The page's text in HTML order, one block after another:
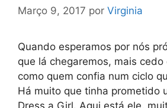
Março 9, 2017 por Virginia
Quando esperamos por nós
que lá chegaremos, mais
como quem confia num ciclo
Há muito que tinha prometido
Dress a Girl. Aqui está ele,